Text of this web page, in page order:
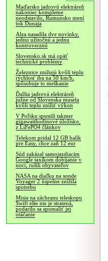
Maďarsko jadrovú elektráreň
nakoniec kompletne
neodstavilo, Rumunsko mení
tok Dunaja
Alza nasadila dve novinky,
jednu užitočnú a jednu
kontroverznú
Slovensko.sk má opäť
technické problémy
Železnice znižujú kvôli teplu
rýchlosť iba na 50 km/h,
spôsobuje to meškanie
Ďalšia jadrová elektráreň
južne od Slovenska musela
kvôli teplu znížiť výkon
V Poľsku spustili takmer
gigawatthodinové úložisko,
z LiFePO4 článkov
Telekom pridal 12 GB balík
pre Easy, chce zaň 12 eur
Súd zakázal samojazdiacim
Google taxíkom dobíjanie v
noci, rušili obyvateľov
NASA na diaľku na sonde
Voyager 2 úspešne znížila
spotrebu
Misia na záchranu teleskopu
Swift ešte nie je stratená,
podarilo sa spomaliť jej
otáčanie